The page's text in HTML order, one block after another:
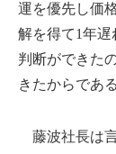
運を優先し価
解を得て1年
判断ができた
きたからである
藤波社長は言